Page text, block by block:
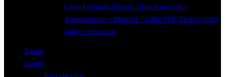
Curso Lenguaje Musical: Clase Particular +
Asesoramiento + Material + Libro PDF Técnica gratis
Talleres Musicales
Tienda
Cuerda